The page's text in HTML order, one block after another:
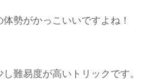
勢がかっこいいですよね！
難易度が高いトリックです。